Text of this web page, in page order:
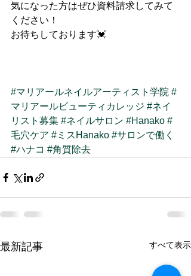
気になった方はぜひ資料請求してみて
ください！
お待ちしております💓
#マリアールネイルアーティスト学院 #
マリアールビューティカレッジ #ネイ
リスト募集 #ネイルサロン #Hanako #
毛穴ケア #ミスHanako #サロンで働く
#ハナコ #角質除去
最新記事 すべて表示